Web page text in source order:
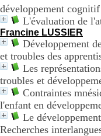
développement
L'évaluation de
Francine LUSSIER
Développement
et troubles des
Les
troubles et
Contraintes
l'enfant en
Le
Recherches
1
3
h
0
1
7
h
0
T
é